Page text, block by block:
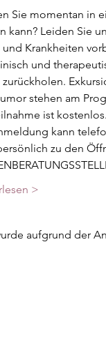
Sie momentan in
kann? Leiden Sie
und Krankheiten
und
zurückholen.
stehen am
ist kostenlos.
kann
zu den
>
aufgrund der